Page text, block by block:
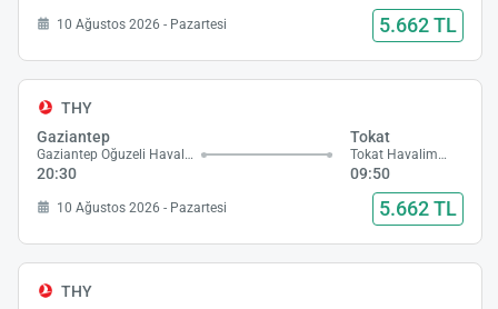
10 Ağustos 2026 - Pazartesi 5.662 TL
THY
Gaziantep
Gaziantep Oğuzeli Havalimanı
20:30
Tokat
Tokat Havalimanı
09:50
10 Ağustos 2026 - Pazartesi 5.662 TL
THY